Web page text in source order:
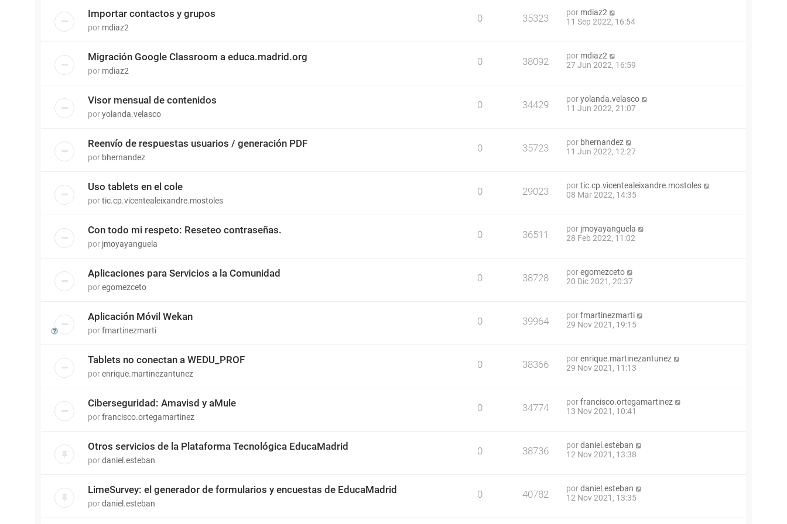
Importar contactos y grupos
por mdiaz2
0 35323 por mdiaz2
11 Sep 2022, 16:54
Migración Google Classroom a educa.madrid.org
por mdiaz2
0 38092 por mdiaz2
27 Jun 2022, 16:59
Visor mensual de contenidos
poryolanda.velasco
0 34429 poryolanda.velasco
11 Jun 2022, 21:07
Reenvío de respuestas usuarios / generación PDF
por bhernandez
0 35723 por bhernandez
11 Jun 2022, 12:27
Uso tablets en el cole
portic.cp.vicentealeixandre.mostoles
0 29023 portic.cp.vicentealeixandre.mostoles
08 Mar 2022, 14:35
Con todo mi respeto: Reseteo contraseñas.
por jmoyayanguela
0 36511 por jmoyayanguela
28 Feb 2022, 11:02
Aplicaciones para Servicios a la Comunidad
poregomezceto
0 38728 poregomezceto
20 Dic 2021, 20:37
Aplicación Móvil Wekan
porfmartinezmarti
0 39964 porfmartinezmarti
29 Nov 2021, 19:15
Tablets no conectan a WEDU_PROF
porenrique.martinezantunez
0 38366 porenrique.martinezantunez
29 Nov 2021, 11:13
Ciberseguridad: Amavisd y aMule
porfrancisco.ortegamartinez
0 34774 porfrancisco.ortegamartinez
13 Nov 2021, 10:41
Otros servicios de la Plataforma Tecnológica EducaMadrid
pordaniel.esteban
0 38736 pordaniel.esteban
12 Nov 2021, 13:38
LimeSurvey: el generador de formularios y encuestas de EducaMadrid
pordaniel.esteban
0 40782 pordaniel.esteban
12 Nov 2021, 13:35